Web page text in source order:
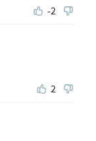
-2
2